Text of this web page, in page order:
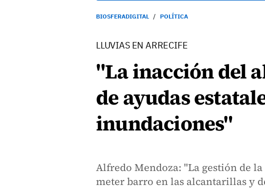
BIOSFERADIGITAL POLÍTICA
LLUVIAS EN ARRECIFE
"La inacción del
de ayudas
inundaciones"
Alfredo Mendoza: "La gestión de
meter barro en las alcantarillas y